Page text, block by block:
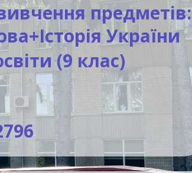
України
(9 клас)
предметів: